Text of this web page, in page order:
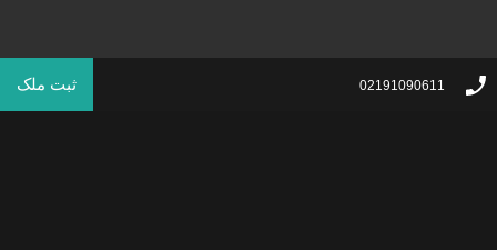
02191090611 ثبت ملک